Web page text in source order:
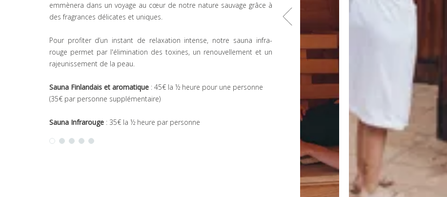
emmènera dans un voyage au cœur de notre nature sauvage grâce à
des fragrances délicates et uniques.
Pour profiter d’un instant de relaxation intense, notre sauna infra-
rouge permet par l'élimination des toxines, un renouvellement et un
rajeunissement de la peau.
Sauna Finlandais et aromatique: 45€ la ½ heure pour une personne
(35€ par personne supplémentaire)
Sauna Infrarouge: 35€ la ½ heure par personne